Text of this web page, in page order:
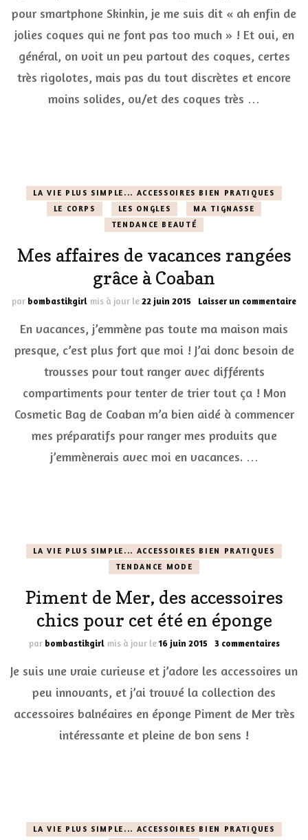
coque
pour
:
pour smartphone Skinkin, je me suis dit « ah enfin de
jolies coques qui ne font pas too much » ! Et oui, en
général, on voit un peu partout des coques, certes
très rigolotes, mais pas du tout discrètes et encore
moins solides, ou/et des coques très …
LA VIE PLUS SIMPLE... ACCESSOIRES BIEN PRATIQUES
LE CORPS
LES ONGLES
MA TIGNASSE
TENDANCE BEAUTÉ
Mes affaires de vacances rangées
grâce à Coaban
par bombastikgirl mis à jour le22 juin 2015 Laisser un commentairesur
En vacances, j’emmène pas toute ma maison mais
presque, c’est plus fort que moi ! J’ai donc besoin de
trousses pour tout ranger avec différents
compartiments pour tenter de trier tout ça ! Mon
Cosmetic Bag de Coaban m’a bien aidé à commencer
mes préparatifs pour ranger mes produits que
j’emmènerais avec moi en vacances. …
LA VIE PLUS SIMPLE... ACCESSOIRES BIEN PRATIQUES
TENDANCE MODE
Piment de Mer, des accessoires
chics pour cet été en éponge
par bombastikgirl mis à jour le16 juin 2015 3 commentairessur
de
Je suis une vraie curieuse et j’adore les accessoires un
peu innovants, et j’ai trouvé la collection des
accessoires balnéaires en éponge Piment de Mer très
intéressante et pleine de bon sens !
LA VIE PLUS SIMPLE... ACCESSOIRES BIEN PRATIQUES